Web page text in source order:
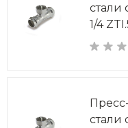
стали
1/4
стали